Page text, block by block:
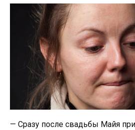
— Сразу после свадьбы Майя